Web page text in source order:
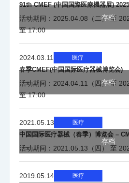
多路SDI输入
信号及
接口
DC5V输
出
安全认
证
ANSI/AAMI
CSA C22.2 No.
EN60601-1,
91th CMEF (中国国際医療機器展)
活动期间：2025.04.08（二） 至
至 17:00
存档
2024.03.11 医疗
春季CMEF(中国国际医疗器械博览会)
活动期间：2024.04.11（四） 至
至 17:00
存档
2021.05.13 医疗
中国国际医疗器械（春季）博览会 –
活动期间：2021.05.13（四） 至
存档
2019.05.14 医疗